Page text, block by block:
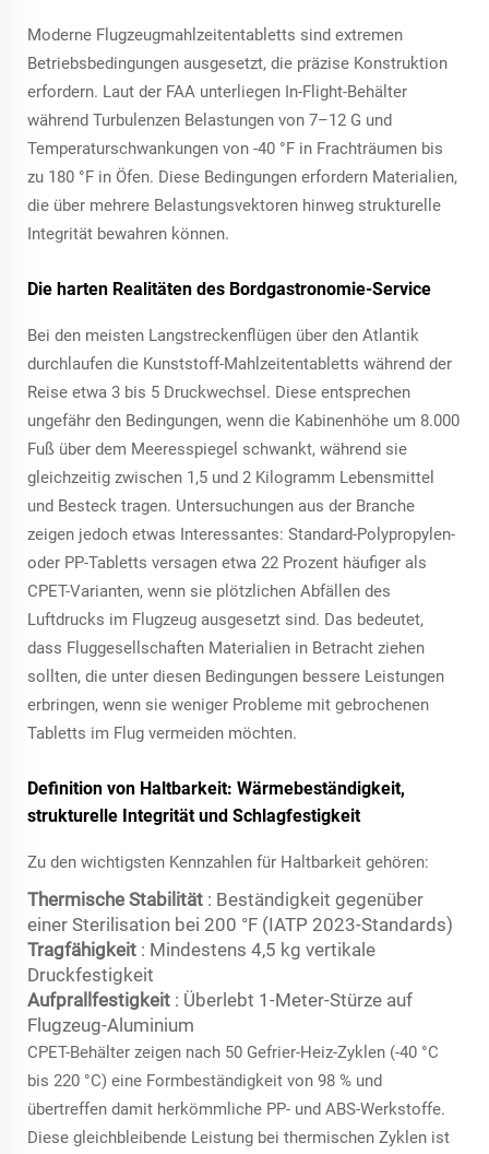
Moderne Flugzeugmahlzeitentabletts sind extremen
Betriebsbedingungen ausgesetzt, die präzise Konstruktion
erfordern. Laut der FAA unterliegen In-Flight-Behälter
während Turbulenzen Belastungen von 7–12 G und
Temperaturschwankungen von -40 °F in Frachträumen bis
zu 180 °F in Öfen. Diese Bedingungen erfordern Materialien,
die über mehrere Belastungsvektoren hinweg strukturelle
Integrität bewahren können.
Die harten Realitäten des Bordgastronomie-Service
Bei den meisten Langstreckenflügen über den Atlantik
durchlaufen die Kunststoff-Mahlzeitentabletts während der
Reise etwa 3 bis 5 Druckwechsel. Diese entsprechen
ungefähr den Bedingungen, wenn die Kabinenhöhe um 8.000
Fuß über dem Meeresspiegel schwankt, während sie
gleichzeitig zwischen 1,5 und 2 Kilogramm Lebensmittel
und Besteck tragen. Untersuchungen aus der Branche
zeigen jedoch etwas Interessantes: Standard-Polypropylen-
oder PP-Tabletts versagen etwa 22 Prozent häufiger als
CPET-Varianten, wenn sie plötzlichen Abfällen des
Luftdrucks im Flugzeug ausgesetzt sind. Das bedeutet,
dass Fluggesellschaften Materialien in Betracht ziehen
sollten, die unter diesen Bedingungen bessere Leistungen
erbringen, wenn sie weniger Probleme mit gebrochenen
Tabletts im Flug vermeiden möchten.
Definition von Haltbarkeit: Wärmebeständigkeit,
strukturelle Integrität und Schlagfestigkeit
Zu den wichtigsten Kennzahlen für Haltbarkeit gehören:
Thermische Stabilität : Beständigkeit gegenüber
einer Sterilisation bei 200 °F (IATP 2023-Standards)
Tragfähigkeit : Mindestens 4,5 kg vertikale
Druckfestigkeit
Aufprallfestigkeit : Überlebt 1-Meter-Stürze auf
Flugzeug-Aluminium
CPET-Behälter zeigen nach 50 Gefrier-Heiz-Zyklen (-40 °C
bis 220 °C) eine Formbeständigkeit von 98 % und
übertreffen damit herkömmliche PP- und ABS-Werkstoffe.
Diese gleichbleibende Leistung bei thermischen Zyklen ist